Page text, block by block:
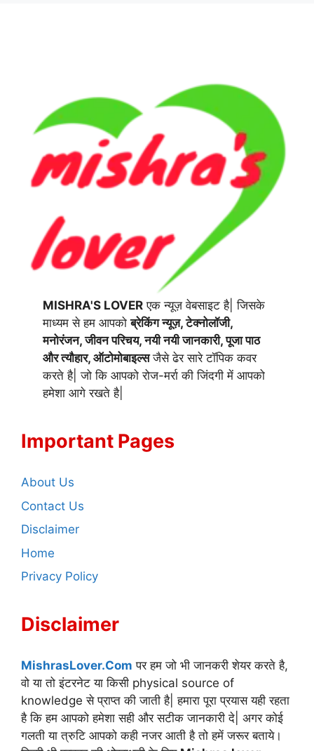
MISHRA'S LOVER एक न्यूज़ वेबसाइट है| जिसके
माध्यम से हम आपकोब्रेकिंग न्यूज़, टेक्नोलॉजी,
मनोरंजन, जीवन परिचय, नयी नयी जानकारी, पूजा पाठ
और त्यौहार, ऑटोमोबाइल्सजैसे ढेर सारे टॉपिक कवर
करते है| जो कि आपको रोज-मर्रा की जिंदगी में आपको
हमेशा आगे रखते है|
Important Pages
About Us
Contact Us
Disclaimer
Home
Privacy Policy
Disclaimer
MishrasLover.Com पर हम जो भी जानकरी शेयर करते है,
वो या तो इंटरनेट या किसी physical source of
knowledge से प्राप्त की जाती है| हमारा पूरा प्रयास यही रहता
है कि हम आपको हमेशा सही और सटीक जानकारी दे| अगर कोई
गलती या त्रुटि आपको कही नजर आती है तो हमें जरूर बताये।